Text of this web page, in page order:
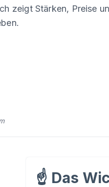
zeigt Stärken, Preise
☝️ Das